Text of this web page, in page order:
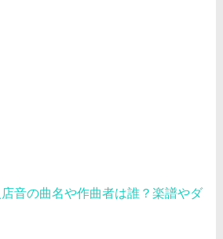
音の曲名や作曲者は誰？楽譜やダ